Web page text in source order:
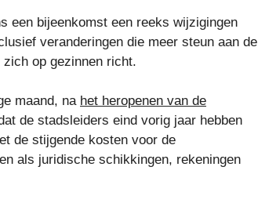
een bijeenkomst een reeks wijzigingen
veranderingen die meer steun aan de
op gezinnen richt.
maand, na het heropenen van de
de stadsleiders eind vorig jaar hebben
de stijgende kosten voor de
als juridische schikkingen, rekeningen